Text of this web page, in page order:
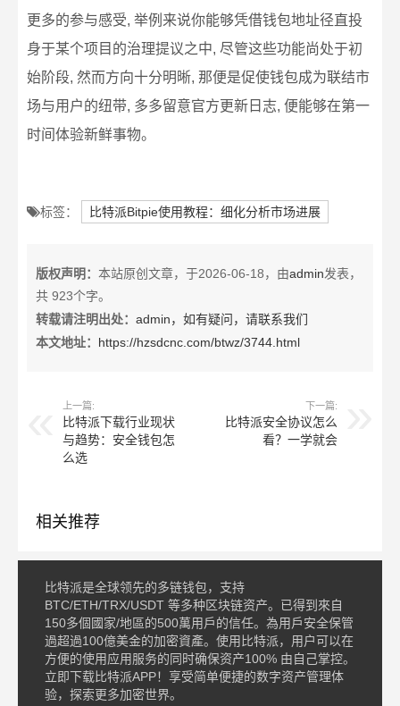
更多的参与感受, 举例来说你能够凭借钱包地址径直投
身于某个项目的治理提议之中, 尽管这些功能尚处于初
始阶段, 然而方向十分明晰, 那便是促使钱包成为联结市
场与用户的纽带, 多多留意官方更新日志, 便能够在第一
时间体验新鲜事物。
标签： 比特派Bitpie使用教程：细化分析市场进展
版权声明： 本站原创文章，于2026-06-18，由admin发表，
共 923个字。
转载请注明出处： admin，如有疑问，请联系我们
本文地址： https://hzsdcnc.com/btwz/3744.html
上一篇:
比特派下载行业现状
与趋势：安全钱包怎
么选
下一篇:
比特派安全协议怎么
看？一学就会
相关推荐
比特派是全球领先的多链钱包，支持
BTC/ETH/TRX/USDT 等多种区块链资产。已得到來自
150多個國家/地區的500萬用戶的信任。為用戶安全保管
過超過100億美金的加密資產。使用比特派，用户可以在
方便的使用应用服务的同时确保资产100% 由自己掌控。
立即下载比特派APP！享受简单便捷的数字资产管理体
验，探索更多加密世界。